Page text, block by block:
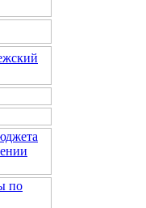
по